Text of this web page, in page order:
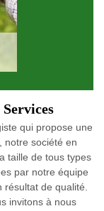
qui propose une
notre société en
taille de tous types
par notre équipe
de qualité.
invitons à nous